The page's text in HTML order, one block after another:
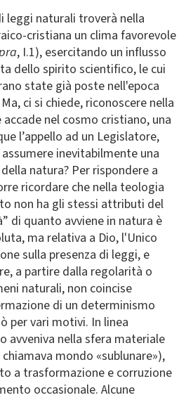
leggi naturali troverà nella
cristiana un clima favorevole
, I.1), esercitando un influsso
dello spirito scientifico, le cui
state già poste nell'epoca
ci si chiede, riconoscere nella
nel cosmo cristiano, una
l’appello ad un Legislatore,
inevitabilmente una
natura? Per rispondere a
ricordare che nella teologia
non ha gli stessi attributi del
di quanto avviene in natura è
ma relativa a Dio, l'Unico
sulla presenza di leggi, e
a partire dalla regolarità o
naturali, non coincise
di un determinismo
per vari motivi. In linea
avveniva nella sfera materiale
mondo «sublunare»),
a trasformazione e corruzione
occasionale. Alcune